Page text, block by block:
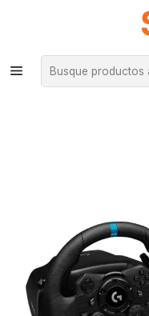
¡Compra hasta mediodía y
Santiago. Envío gratis desde
Inicio Computación
Volante y Pedales